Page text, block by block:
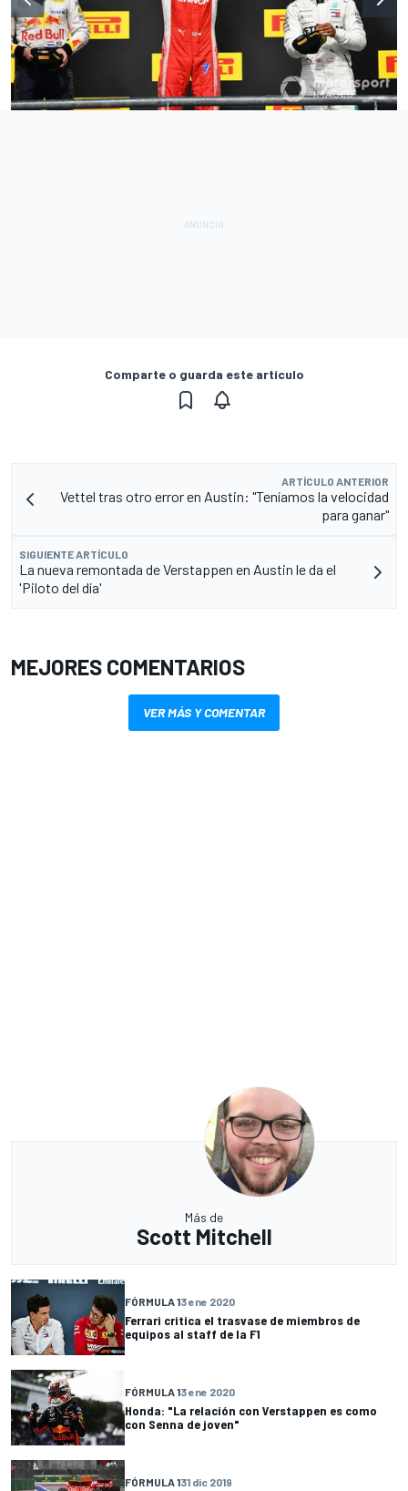
Comparte o guarda este artículo
ARTÍCULO ANTERIOR
Vettel tras otro error en Austin: "Teníamos la velocidad
para ganar"
SIGUIENTE ARTÍCULO
La nueva remontada de Verstappen en Austin le da el
'Piloto del día'
MEJORES COMENTARIOS
VER MÁS Y COMENTAR
Más de
Scott Mitchell
FÓRMULA 13 ene 2020
Ferrari critica el trasvase de miembros de
equipos al staff de la F1
FÓRMULA 13 ene 2020
Honda: "La relación con Verstappen es como
con Senna de joven"
FÓRMULA 131 dic 2019